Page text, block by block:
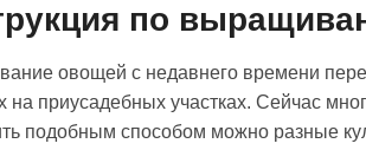
по
овощей с недавнего времени
на приусадебных участках. Сейчас
подобным способом можно разные